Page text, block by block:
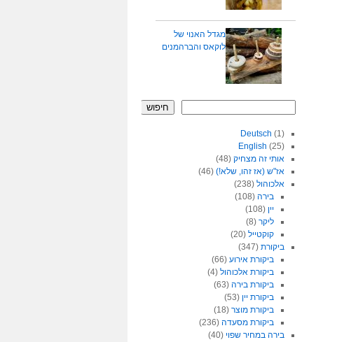
מגדל האנוי של
לוקאס והברהמנים
חיפוש
Deutsch (1)
English (25)
אותי זה מצחיק(48)
אז"ש (אז זהו, שלא!)(46)
אלכוהול(238)
בירה (108)
יין (108)
ליקר (8)
קוקטייל (20)
ביקורת(347)
ביקורת אירוע (66)
ביקורת אלכוהול (4)
ביקורת בירה (63)
ביקורת יין (53)
ביקורת מוצר (18)
ביקורת מסעדה (236)
בירה במחיר שפוי (40)